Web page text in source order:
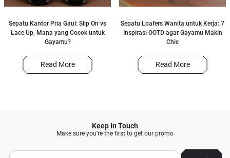
Sepatu Kantor Pria Gaul: Slip On vs
Lace Up, Mana yang Cocok untuk
Gayamu?
Read More
Sepatu Loafers Wanita untuk Kerja: 7
Inspirasi OOTD agar Gayamu Makin
Chic
Read More
Keep In Touch
Make sure you’re the first to get our promo